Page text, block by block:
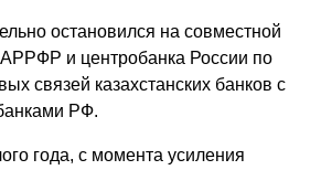
остановился на совместной
и центробанка России по
связей казахстанских банков с
РФ.
года, с момента усиления